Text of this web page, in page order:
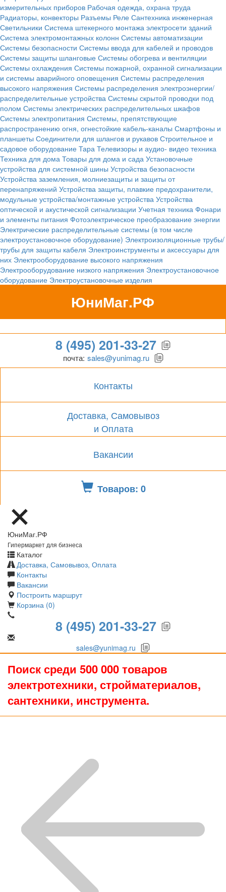
измерительных приборов Рабочая одежда, охрана труда
Радиаторы, конвекторы Разъемы Реле Сантехника инженерная
Светильники Система штекерного монтажа электросети зданий
Система электромонтажных колонн Системы автоматизации
Системы безопасности Системы ввода для кабелей и проводов
Системы защиты шланговые Системы обогрева и вентиляции
Системы охлаждения Системы пожарной, охранной сигнализации
и системы аварийного оповещения Системы распределения
высокого напряжения Системы распределения электроэнергии/
распределительные устройства Системы скрытой проводки под
полом Системы электрических распределительных шкафов
Системы электропитания Системы, препятствующие
распространению огня, огнестойкие кабель-каналы Смартфоны и
планшеты Соединители для шлангов и рукавов Строительное и
садовое оборудование Тара Телевизоры и аудио- видео техника
Техника для дома Товары для дома и сада Установочные
устройства для системной шины Устройства безопасности
Устройства заземления, молниезащиты и защиты от
перенапряжений Устройства защиты, плавкие предохранители,
модульные устройства/монтажные устройства Устройства
оптической и акустической сигнализации Учетная техника Фонари
и элементы питания Фотоэлектрическое преобразование энергии
Электрические распределительные системы (в том числе
электроустановочное оборудование) Электроизоляционные трубы/
трубы для защиты кабеля Электроинструменты и аксессуары для
них Электрооборудование высокого напряжения
Электрооборудование низкого напряжения Электроустановочное
оборудование Электроустановочные изделия
ЮниМаг.РФ
Гипермаркет для бизнеса
8 (495) 201-33-27
почта: sales@yunimag.ru
Контакты
Доставка, Самовывоз
и Оплата
Вакансии
Товаров: 0
ЮниМаг.РФ
Гипермаркет для бизнеса
Каталог
Доставка, Самовывоз, Оплата
Контакты
Вакансии
Построить маршрут
Корзина (0)
8 (495) 201-33-27
sales@yunimag.ru
Поиск среди 500 000 товаров
электротехники, стройматериалов,
сантехники, инструмента.